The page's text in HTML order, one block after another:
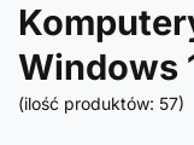
Windows
(ilość produktów: 57)